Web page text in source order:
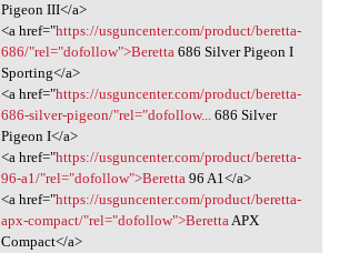
Pigeon III</a>
<a href="https://usguncenter.com/product/beretta-
686/"rel="dofollow">Beretta686 Silver Pigeon I
Sporting</a>
<a href="https://usguncenter.com/product/beretta-
686-silver-pigeon/"rel="dofollow...686 Silver
Pigeon I</a>
<a href="https://usguncenter.com/product/beretta-
96-a1/"rel="dofollow">Beretta96 A1</a>
<a href="https://usguncenter.com/product/beretta-
apx-compact/"rel="dofollow">BerettaAPX
Compact</a>